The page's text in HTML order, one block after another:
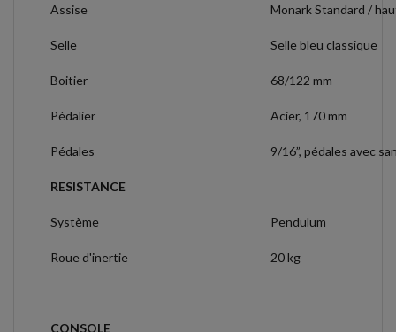
Assise Monark Standard /
Selle Selle bleu classique
Boitier 68/122 mm
Pédalier Acier, 170 mm
Pédales 9/16”, pédales avec
RESISTANCE
Système Pendulum
Roue d'inertie 20 kg
CONSOLE